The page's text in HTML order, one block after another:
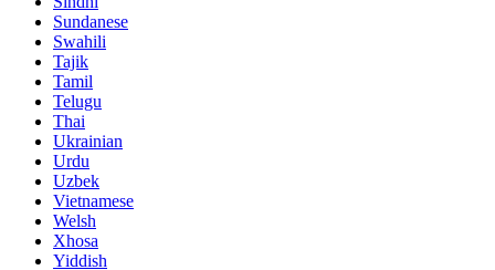
Sundanese
Swahili
Tajik
Tamil
Telugu
Thai
Ukrainian
Urdu
Uzbek
Vietnamese
Welsh
Xhosa
Yiddish